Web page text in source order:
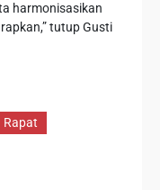
harmonisasikan
tutup Gusti
Rapat